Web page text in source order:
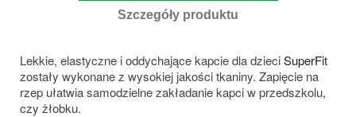
Szczegóły produktu
Lekkie, elastyczne i oddychające kapcie dla dzieciSuperFit
zostały wykonane z wysokiej jakości tkaniny. Zapięcie na
rzep ułatwia samodzielne zakładanie kapci w przedszkolu,
czy żłobku.